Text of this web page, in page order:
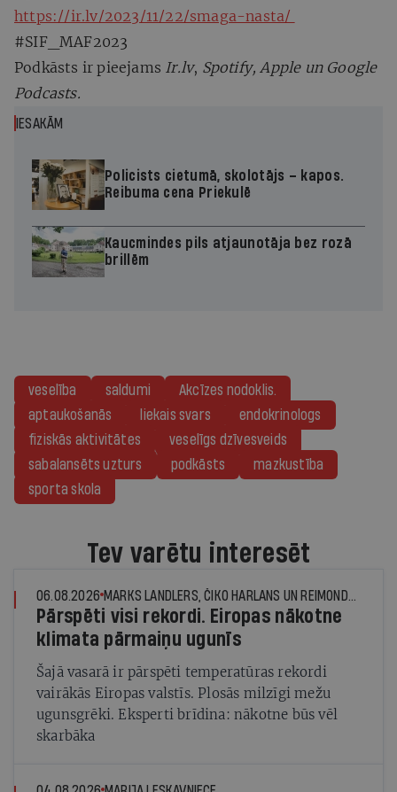
https://ir.lv/2023/11/22/smaga-nasta/
#SIF_MAF2023
Podkāsts ir pieejams Ir.lv, Spotify, Apple un Google
Podcasts.
IESAKĀM
Policists cietumā, skolotājs – kapos.
Reibuma cena Priekulē
Kaucmindes pils atjaunotāja bez rozā
brillēm
veselība saldumi
Akcīzes nodoklis.
aptaukošanās
liekais svars
endokrinologs
fiziskās aktivitātes
veselīgs dzīvesveids
sabalansēts uzturs
podkāsts
mazkustība
sporta skola
Tev varētu interesēt
06.08.2026 MARKS LANDLERS, ČIKO HARLANS UN REIMONDS DŽUNS, © THE NEW YORK TIMES NEWS SERVICE
Pārspēti visi rekordi. Eiropas nākotne
klimata pārmaiņu ugunīs
Šajā vasarā ir pārspēti temperatūras rekordi
vairākās Eiropas valstīs. Plosās milzīgi mežu
ugunsgrēki. Eksperti brīdina: nākotne būs vēl
skarbāka